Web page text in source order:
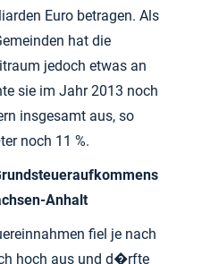
Euro betragen. Als
hat die
jedoch etwas an
sie im Jahr 2013 noch
insgesamt aus, so
noch 11 %.
Anhalt
fiel je nach
hoch aus und d�rfte